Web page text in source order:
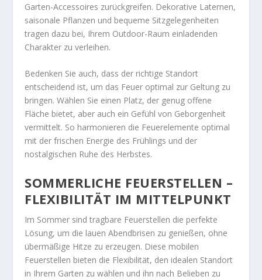
Garten-Accessoires zurückgreifen. Dekorative Laternen,
saisonale Pflanzen und bequeme Sitzgelegenheiten
tragen dazu bei, Ihrem Outdoor-Raum einladenden
Charakter zu verleihen.
Bedenken Sie auch, dass der richtige Standort
entscheidend ist, um das Feuer optimal zur Geltung zu
bringen. Wählen Sie einen Platz, der genug offene
Fläche bietet, aber auch ein Gefühl von Geborgenheit
vermittelt. So harmonieren die Feuerelemente optimal
mit der frischen Energie des Frühlings und der
nostalgischen Ruhe des Herbstes.
SOMMERLICHE FEUERSTELLEN –
FLEXIBILITÄT IM MITTELPUNKT
Im Sommer sind tragbare Feuerstellen die perfekte
Lösung, um die lauen Abendbrisen zu genießen, ohne
übermäßige Hitze zu erzeugen. Diese mobilen
Feuerstellen bieten die Flexibilität, den idealen Standort
in Ihrem Garten zu wählen und ihn nach Belieben zu